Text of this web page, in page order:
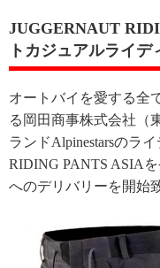
JUGGERNAUT
トカジュアルライデ
オートバイを愛する全
る岡田商事株式会社（
ランドAlpinestarsのラ
RIDING PANTS ASIA
へのデリバリーを開始